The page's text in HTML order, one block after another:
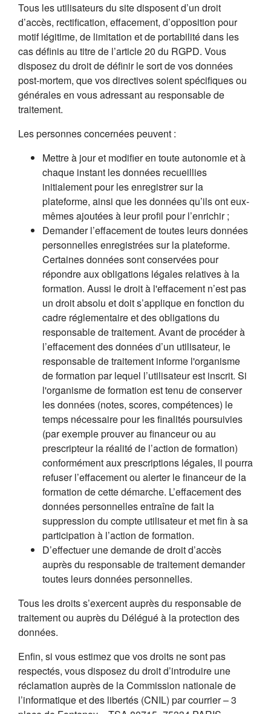
Tous les utilisateurs du site disposent d’un droit
d’accès, rectification, effacement, d’opposition pour
motif légitime, de limitation et de portabilité dans les
cas définis au titre de l’article 20 du RGPD. Vous
disposez du droit de définir le sort de vos données
post-mortem, que vos directives soient spécifiques ou
générales en vous adressant au responsable de
traitement.
Les personnes concernées peuvent :
Mettre à jour et modifier en toute autonomie et à
chaque instant les données recueillies
initialement pour les enregistrer sur la
plateforme, ainsi que les données qu’ils ont eux-
mêmes ajoutées à leur profil pour l’enrichir ;
Demander l’effacement de toutes leurs données
personnelles enregistrées sur la plateforme.
Certaines données sont conservées pour
répondre aux obligations légales relatives à la
formation. Aussi le droit à l'effacement n’est pas
un droit absolu et doit s’applique en fonction du
cadre réglementaire et des obligations du
responsable de traitement. Avant de procéder à
l’effacement des données d’un utilisateur, le
responsable de traitement informe l'organisme
de formation par lequel l’utilisateur est inscrit. Si
l'organisme de formation est tenu de conserver
les données (notes, scores, compétences) le
temps nécessaire pour les finalités poursuivies
(par exemple prouver au financeur ou au
prescripteur la réalité de l’action de formation)
conformément aux prescriptions légales, il pourra
refuser l’effacement ou alerter le financeur de la
formation de cette démarche. L’effacement des
données personnelles entraîne de fait la
suppression du compte utilisateur et met fin à sa
participation à l’action de formation.
D’effectuer une demande de droit d’accès
auprès du responsable de traitement demander
toutes leurs données personnelles.
Tous les droits s’exercent auprès du responsable de
traitement ou auprès du Délégué à la protection des
données.
Enfin, si vous estimez que vos droits ne sont pas
respectés, vous disposez du droit d’introduire une
réclamation auprès de la Commission nationale de
l’informatique et des libertés (CNIL) par courrier – 3